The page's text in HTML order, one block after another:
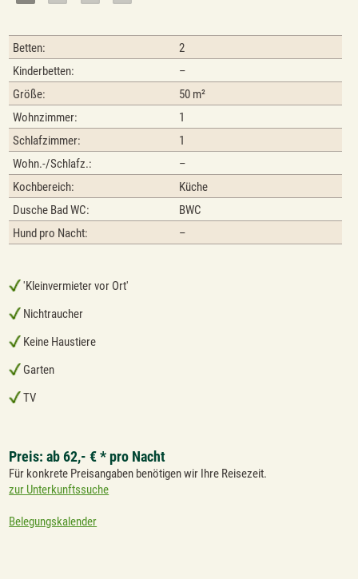
Betten:
2
Kinderbetten:
–
Größe:
50 m²
Wohnzimmer:
1
Schlafzimmer:
1
Wohn.-/Schlafz.:
–
Kochbereich:
Küche
Dusche Bad WC:
BWC
Hund pro Nacht:
–
'Kleinvermieter vor Ort'
Nichtraucher
Keine Haustiere
Garten
TV
Preis: ab 62,- € * pro Nacht
Für konkrete Preisangaben benötigen wir Ihre Reisezeit.
zur Unterkunftssuche
Belegungskalender